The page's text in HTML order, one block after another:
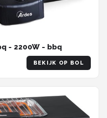
- 2200W - bbq
BEKIJK OP BOL